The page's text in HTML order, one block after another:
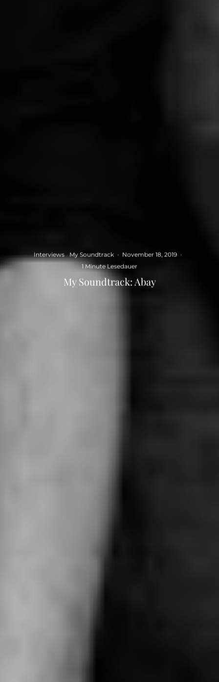
Interviews My Soundtrack · November 18, 2019 ·
1 Minute Lesedauer
My Soundtrack: Abay